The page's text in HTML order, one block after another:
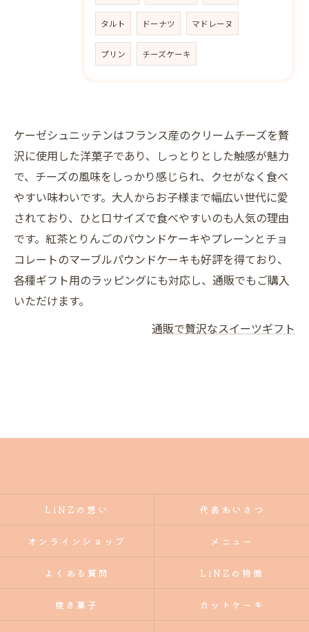
タルト ドーナツ マドレーヌ
プリン チーズケーキ
ケーゼシュニッテンはフランス産のクリームチーズを贅
沢に使用した洋菓子であり、しっとりとした触感が魅力
で、チーズの風味をしっかり感じられ、クセがなく食べ
やすい味わいです。大人からお子様まで幅広い世代に愛
されており、ひと口サイズで食べやすいのも人気の理由
です。紅茶とりんごのパウンドケーキやプレーンとチョ
コレートのマーブルパウンドケーキも好評を得ており、
各種ギフト用のラッピングにも対応し、通販でもご購入
いただけます。
通販で贅沢なスイーツギフト
LiNZの想い 代表あいさつ
オンラインショップ メニュー
よくある質問 LiNZの特徴
焼き菓子 カットケーキ